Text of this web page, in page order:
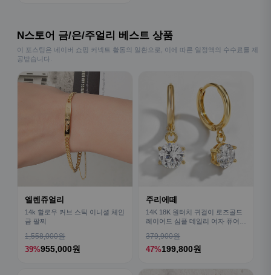
N스토어 금/은/주얼리 베스트 상품
이 포스팅은 네이버 쇼핑 커넥트 활동의 일환으로, 이에 따른 일정액의 수수료를 제
공받습니다.
엘렌쥬얼리
14k 할로우 커브 스틱 이니셜 체인
금 팔찌
1,558,000원
39%955,000원
주리에떼
14K 18K 원터치 귀걸이 로즈골드
레이어드 심플 데일리 여자 퓨어
379,900원
47%199,800원